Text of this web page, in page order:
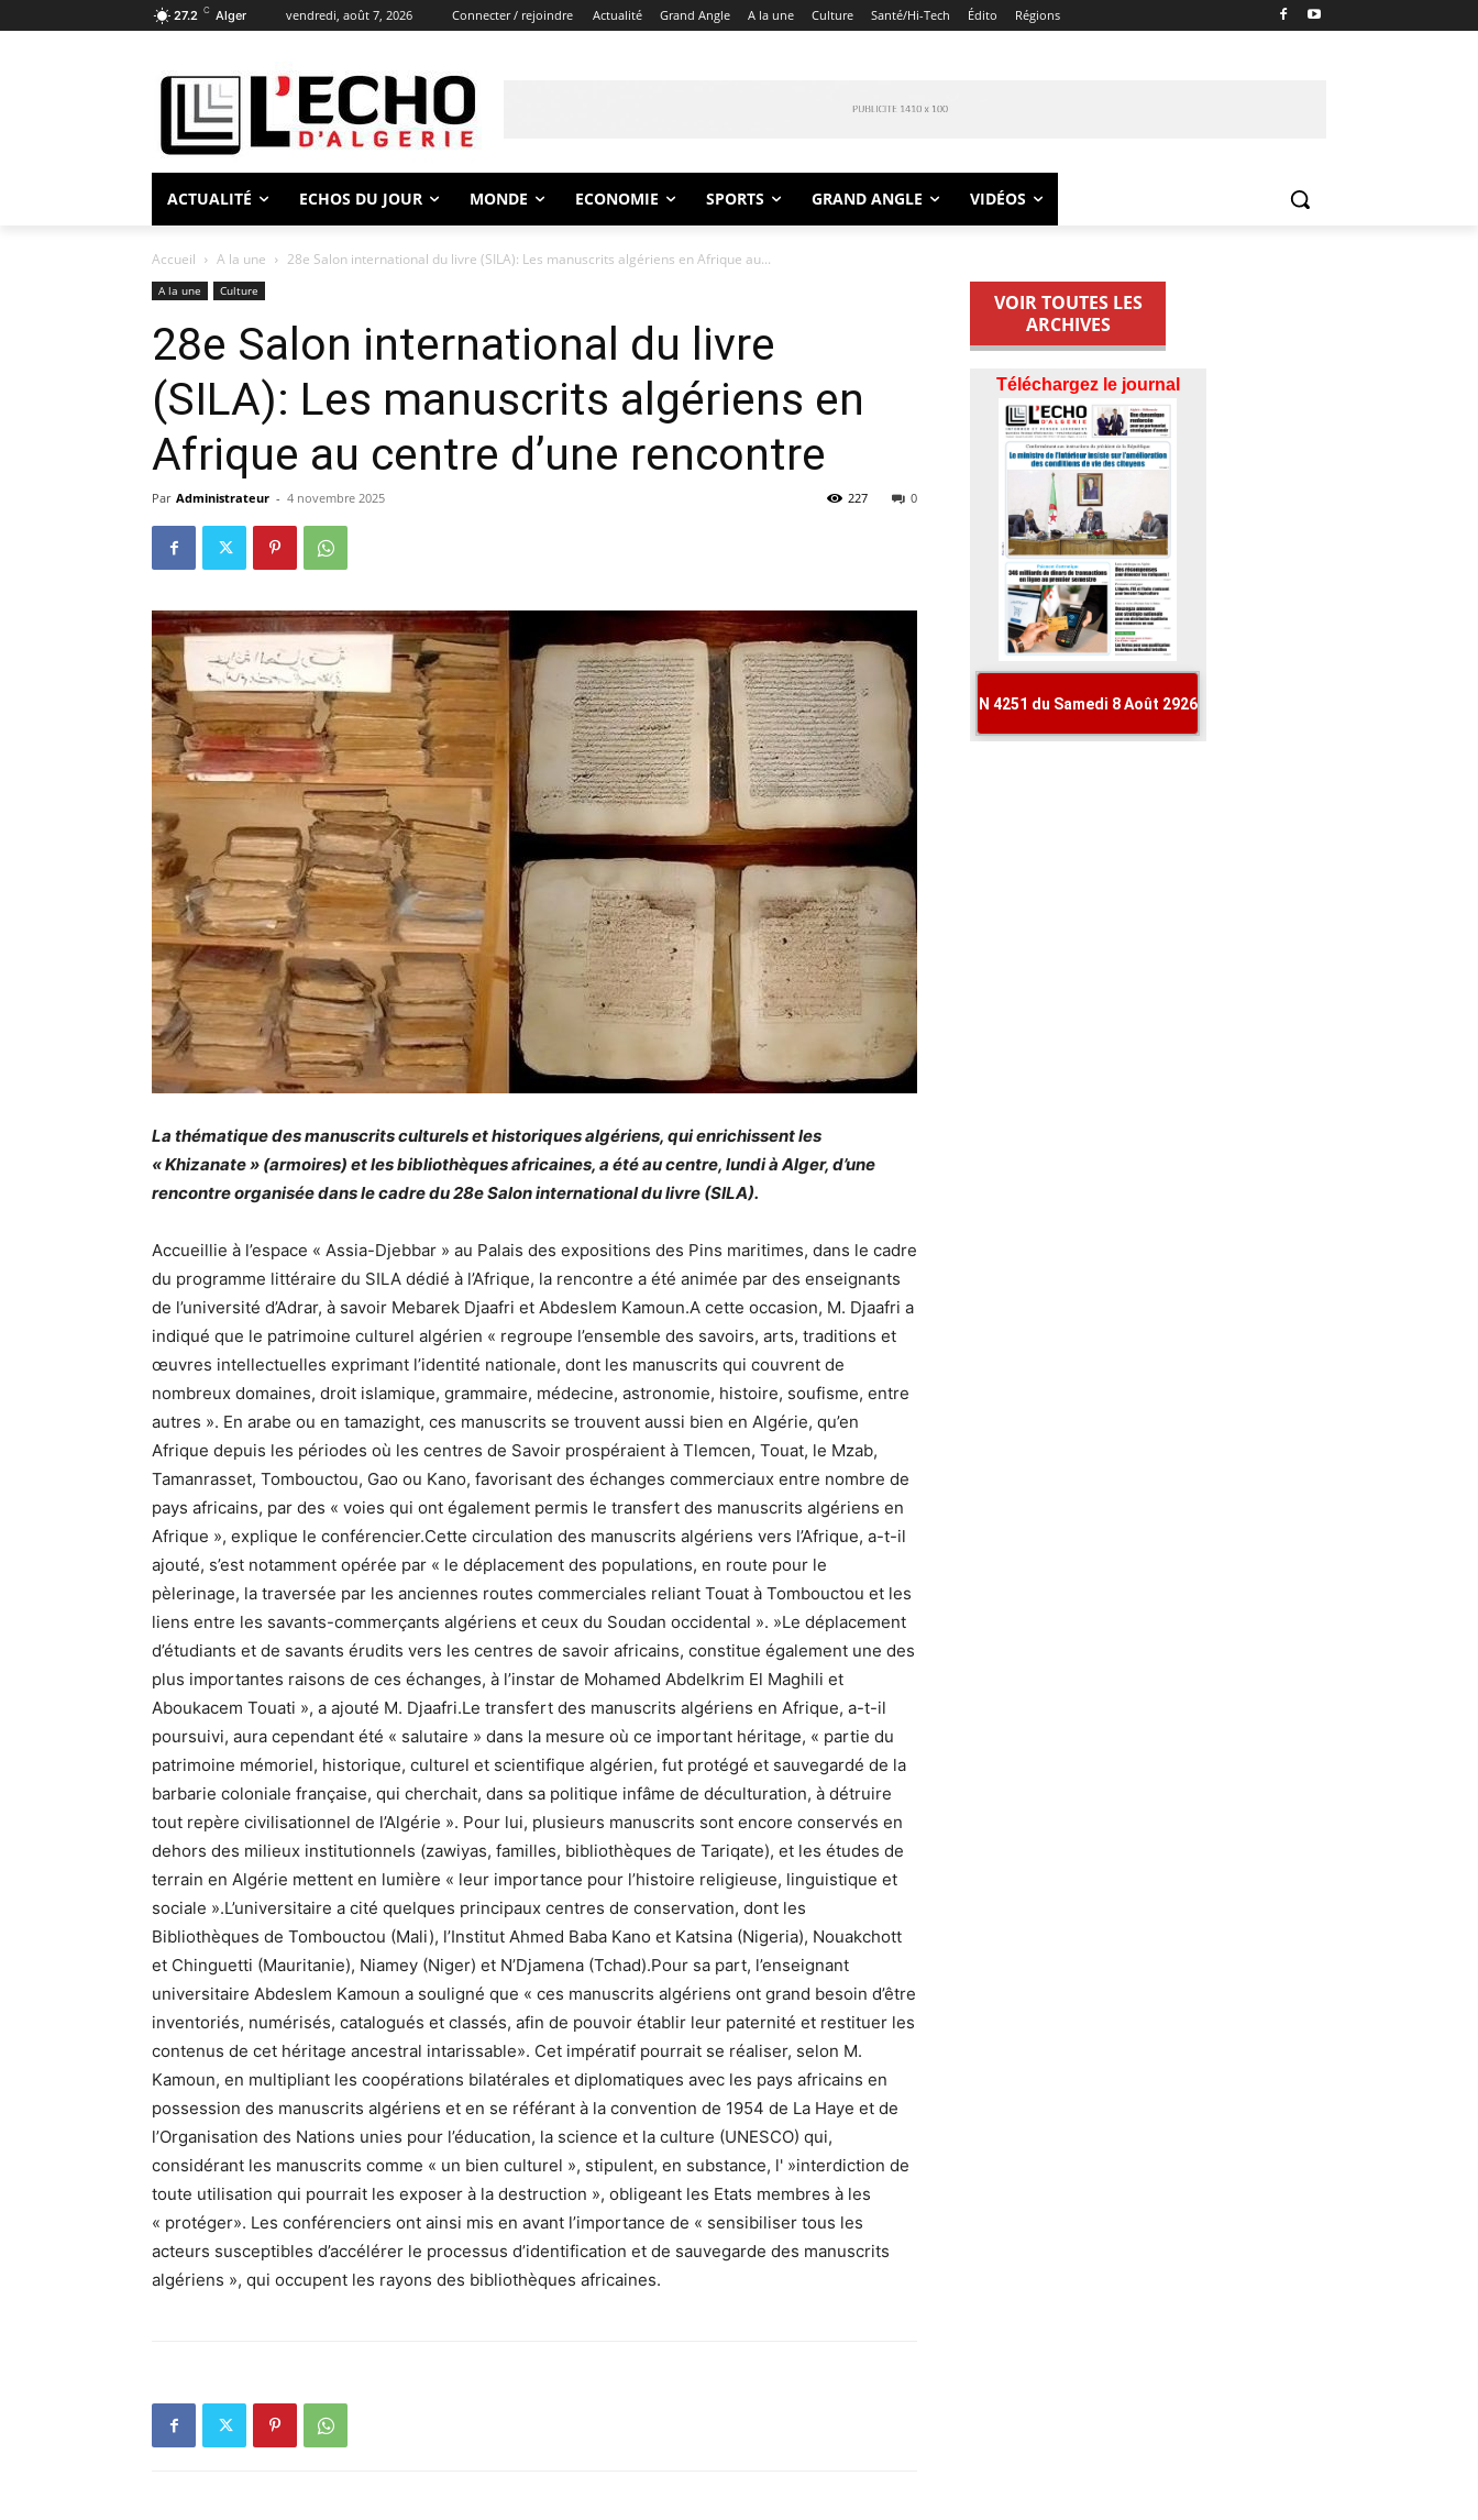
27.2 C Alger vendredi, août 7, 2026 Connecter / rejoindre Actualité Grand Angle A la une Culture Santé/Hi-Tech Édito Régions
ACTUALITÉ ECHOS DU JOUR MONDE ECONOMIE SPORTS GRAND ANGLE VIDÉOS
Accueil A la une 28e Salon international du livre (SILA): Les manuscrits algériens en Afrique au...
A la une Culture
28e Salon international du livre
(SILA): Les manuscrits algériens en
Afrique au centre d’une rencontre
Par Administrateur - 4 novembre 2025 0
227
La thématique des manuscrits culturels et historiques algériens, qui enrichissent les
« Khizanate » (armoires) et les bibliothèques africaines, a été au centre, lundi à Alger, d’une
rencontre organisée dans le cadre du 28e Salon international du livre (SILA).
Accueillie à l’espace « Assia-Djebbar » au Palais des expositions des Pins maritimes, dans le cadre
du programme littéraire du SILA dédié à l’Afrique, la rencontre a été animée par des enseignants
de l’université d’Adrar, à savoir Mebarek Djaafri et Abdeslem Kamoun.A cette occasion, M. Djaafri a
indiqué que le patrimoine culturel algérien « regroupe l’ensemble des savoirs, arts, traditions et
œuvres intellectuelles exprimant l’identité nationale, dont les manuscrits qui couvrent de
nombreux domaines, droit islamique, grammaire, médecine, astronomie, histoire, soufisme, entre
autres ». En arabe ou en tamazight, ces manuscrits se trouvent aussi bien en Algérie, qu’en
Afrique depuis les périodes où les centres de Savoir prospéraient à Tlemcen, Touat, le Mzab,
Tamanrasset, Tombouctou, Gao ou Kano, favorisant des échanges commerciaux entre nombre de
pays africains, par des « voies qui ont également permis le transfert des manuscrits algériens en
Afrique », explique le conférencier.Cette circulation des manuscrits algériens vers l’Afrique, a-t-il
ajouté, s’est notamment opérée par « le déplacement des populations, en route pour le
pèlerinage, la traversée par les anciennes routes commerciales reliant Touat à Tombouctou et les
liens entre les savants-commerçants algériens et ceux du Soudan occidental ». »Le déplacement
d’étudiants et de savants érudits vers les centres de savoir africains, constitue également une des
plus importantes raisons de ces échanges, à l’instar de Mohamed Abdelkrim El Maghili et
Aboukacem Touati », a ajouté M. Djaafri.Le transfert des manuscrits algériens en Afrique, a-t-il
poursuivi, aura cependant été « salutaire » dans la mesure où ce important héritage, « partie du
patrimoine mémoriel, historique, culturel et scientifique algérien, fut protégé et sauvegardé de la
barbarie coloniale française, qui cherchait, dans sa politique infâme de déculturation, à détruire
tout repère civilisationnel de l’Algérie ». Pour lui, plusieurs manuscrits sont encore conservés en
dehors des milieux institutionnels (zawiyas, familles, bibliothèques de Tariqate), et les études de
terrain en Algérie mettent en lumière « leur importance pour l’histoire religieuse, linguistique et
sociale ».L’universitaire a cité quelques principaux centres de conservation, dont les
Bibliothèques de Tombouctou (Mali), l’Institut Ahmed Baba Kano et Katsina (Nigeria), Nouakchott
et Chinguetti (Mauritanie), Niamey (Niger) et N’Djamena (Tchad).Pour sa part, l’enseignant
universitaire Abdeslem Kamoun a souligné que « ces manuscrits algériens ont grand besoin d’être
inventoriés, numérisés, catalogués et classés, afin de pouvoir établir leur paternité et restituer les
contenus de cet héritage ancestral intarissable». Cet impératif pourrait se réaliser, selon M.
Kamoun, en multipliant les coopérations bilatérales et diplomatiques avec les pays africains en
possession des manuscrits algériens et en se référant à la convention de 1954 de La Haye et de
l’Organisation des Nations unies pour l’éducation, la science et la culture (UNESCO) qui,
considérant les manuscrits comme « un bien culturel », stipulent, en substance, l' »interdiction de
toute utilisation qui pourrait les exposer à la destruction », obligeant les Etats membres à les
« protéger». Les conférenciers ont ainsi mis en avant l’importance de « sensibiliser tous les
acteurs susceptibles d’accélérer le processus d’identification et de sauvegarde des manuscrits
algériens », qui occupent les rayons des bibliothèques africaines.
VOIR TOUTES LES
ARCHIVES